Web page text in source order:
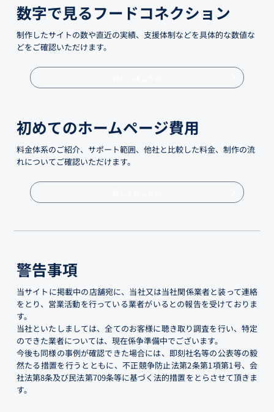
数字で見るフードコネクション
制作したサイトの数や直近の実績、支援体制などを具体的な数値な
どをご確認いただけます。
初めてのホームページ費用
料金体系のご紹介、サポート範囲、他社と比較した料金、制作の流
れについてご確認いただけます。
警告事項
当サイトに掲載中の店舗宛に、当社又は当社関係業者と装って連絡
をとり、営業活動を行っている業者がいるとの報告を受けておりま
す。
当社といたしましては、全てのお客様に聴き取り調査を行い、特定
のできた業者については、現在係争準備中でございます。
今後も同様の事例が確認できた場合には、即刻社名等の公表等の毅
然たる措置を行うとともに、不正競争防止法第2条第1項第1号、会
社法第8条及び民法第709条等に基づく法的措置をとらさせて頂きま
す。